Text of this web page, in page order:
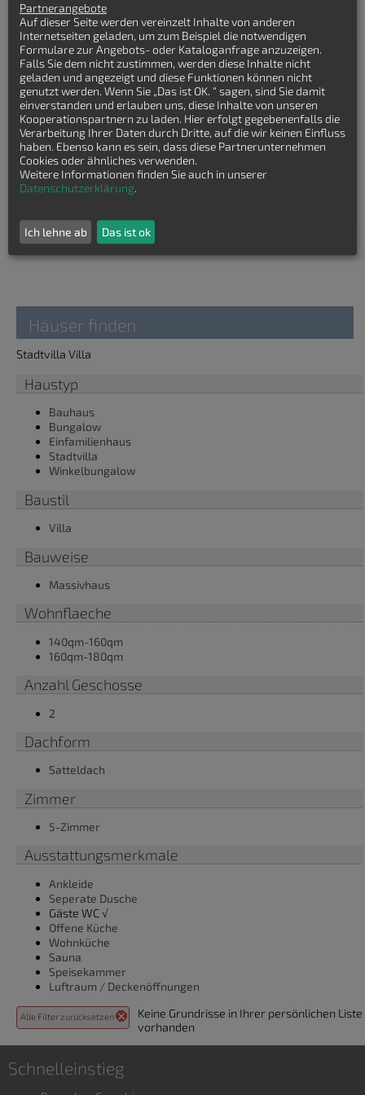
Keinen passenden Stadtvilla Grundriss
gefunden?
Lasssen Sie sich kostenfrei Stadtvilla
Grundrisse von Hausbaufirmen senden!
Häuser finden
Stadtvilla Villa
Haustyp
Bauhaus
Bungalow
Einfamilienhaus
Stadtvilla
Winkelbungalow
Baustil
Villa
Bauweise
Massivhaus
Wohnflaeche
140qm-160qm
160qm-180qm
Anzahl Geschosse
2
Dachform
Satteldach
Zimmer
5-Zimmer
Ausstattungsmerkmale
Ankleide
Seperate Dusche
Gäste WC √
Offene Küche
Wohnküche
Sauna
Speisekammer
Luftraum / Deckenöffnungen
Alle Filter zurücksetzen
Keine Grundrisse in Ihrer persönlichen Liste
vorhanden
Schnelleinstieg
Partnerangebote
Auf dieser Seite werden vereinzelt Inhalte von anderen
Internetseiten geladen, um zum Beispiel die notwendigen
Formulare zur Angebots- oder Kataloganfrage anzuzeigen.
Falls Sie dem nicht zustimmen, werden diese Inhalte nicht
geladen und angezeigt und diese Funktionen können nicht
genutzt werden. Wenn Sie „Das ist OK. “ sagen, sind Sie damit
einverstanden und erlauben uns, diese Inhalte von unseren
Kooperationspartnern zu laden. Hier erfolgt gegebenenfalls die
Verarbeitung Ihrer Daten durch Dritte, auf die wir keinen Einfluss
haben. Ebenso kann es sein, dass diese Partnerunternehmen
Cookies oder ähnliches verwenden.
Weitere Informationen finden Sie auch in unserer
Datenschutzerklärung.
Ich lehne ab Das ist ok